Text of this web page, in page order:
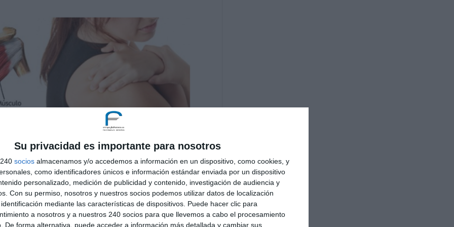
Su privacidad es importante para nosotros
socios almacenamos y/o accedemos a información en un dispositivo, como cookies, y
como identificadores únicos e información estándar enviada por un dispositivo
personalizado, medición de publicidad y contenido, investigación de audiencia y
Con su permiso, nosotros y nuestros socios podemos utilizar datos de localización
mediante las características de dispositivos. Puede hacer clic para
a nosotros y a nuestros 240 socios para que llevemos a cabo el procesamiento
De forma alternativa, puede acceder a información más detallada y cambiar sus
a la amplitud de cualquier movimiento del
del hombro es la más móvil del cuerpo y que
para que ese movimiento no se vea